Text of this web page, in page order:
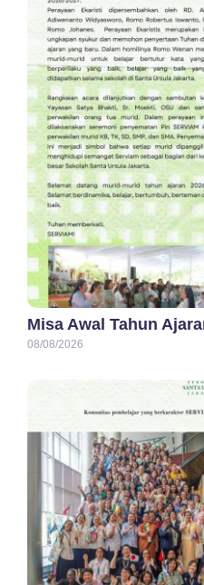
Misa Awal Tahun
08/08/2026